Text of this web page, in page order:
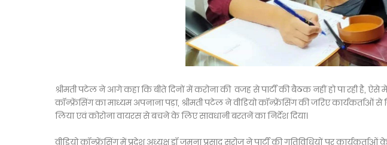
श्रीमती पटेल ने आगे कहा कि बीते दिनों में करोना की वजह से पार्टी की बैठक नहीं हो पा रही है, ऐसे
कॉन्फ्रेंसिंग का माध्यम अपनाना पड़ा, श्रीमती पटेल ने वीडियो कॉन्फ्रेंसिंग की जरिए कार्यकर्ताओं से
लिया एवं कोरोना वायरस से बचने के लिए सावधानी बरतनें का निर्देश दिया।
वीडियो कॉन्फ्रेंसिंग में प्रदेश अध्यक्ष डॉ जमुना प्रसाद सरोज ने पार्टी की गतिविधियों पर